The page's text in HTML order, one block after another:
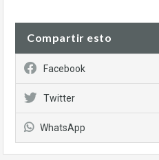
Compartir esto
Facebook
Twitter
WhatsApp